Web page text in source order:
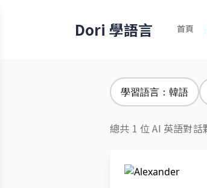
Dori 學語言 首頁
學習語言：韓語
總共 1 位 AI 英語對話